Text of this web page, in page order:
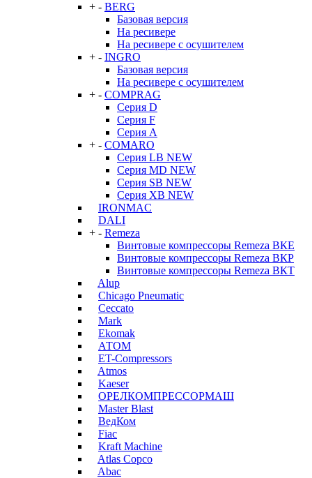
+ - BERG
Базовая версия
На ресивере
На ресивере с осушителем
+ - INGRO
Базовая версия
На ресивере с осушителем
+ - COMPRAG
Серия D
Серия F
Серия А
+ - COMARO
Серия LB NEW
Серия MD NEW
Серия SB NEW
Серия XB NEW
IRONMAC
DALI
+ - Remeza
Винтовые компрессоры Remeza ВКЕ
Винтовые компрессоры Remeza ВКР
Винтовые компрессоры Remeza ВКТ
Alup
Chicago Pneumatic
Ceccato
Mark
Ekomak
АТОМ
ET-Compressors
Atmos
Kaeser
ОРЕЛКОМПРЕССОРМАШ
Master Blast
ВедКом
Fiac
Kraft Machine
Atlas Copco
Abac